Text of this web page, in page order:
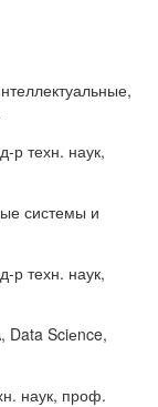
р техн. наук,
системы и
р техн. наук,
Data Sciеnce,
наук, проф.